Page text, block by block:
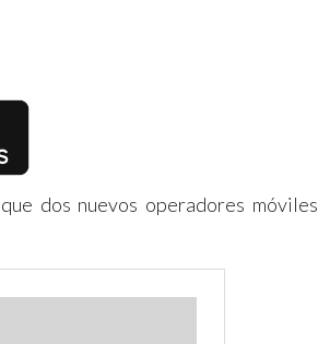
dos nuevos operadores móviles